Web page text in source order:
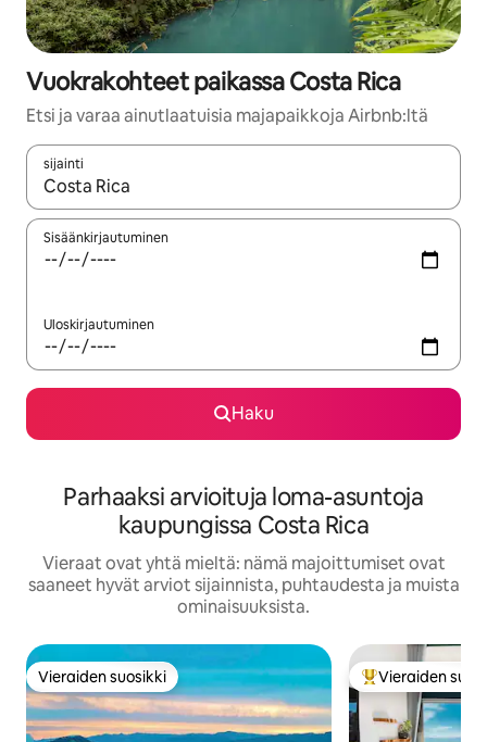
Vuokrakohteet paikassa Costa Rica
Etsi ja varaa ainutlaatuisia majapaikkoja Airbnb:ltä
sijainti
Kun tulokset ovat saatavilla, navigoi ylös- ja alas-
Sisäänkirjautuminen
Uloskirjautuminen
Haku
Parhaaksi arvioituja loma-asuntoja
kaupungissa Costa Rica
Vieraat ovat yhtä mieltä: nämä majoittumiset ovat
saaneet hyvät arviot sijainnista, puhtaudesta ja muista
ominaisuuksista.
Vieraiden suosikki
Vieraiden suosikki Vieraiden
Vieraiden